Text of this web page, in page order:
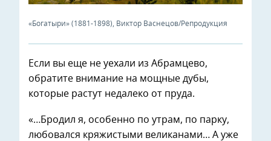
«Богатыри» (1881-1898), Виктор Васнецов/Репродукция
Если вы еще не уехали из Абрамцево,
обратите внимание на мощные дубы,
которые растут недалеко от пруда.
«…Бродил я, особенно по утрам, по парку,
любовался кряжистыми великанами… А уже